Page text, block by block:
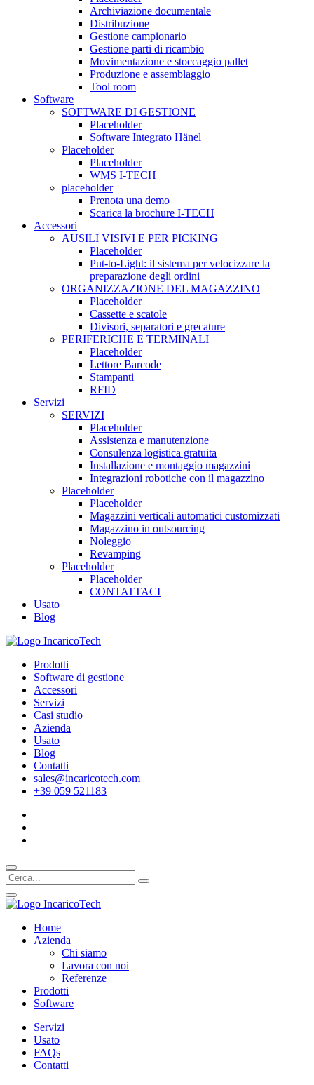
Archiviazione documentale
Distribuzione
Gestione campionario
Gestione parti di ricambio
Movimentazione e stoccaggio pallet
Produzione e assemblaggio
Tool room
Software
SOFTWARE DI GESTIONE
Placeholder
Software Integrato Hänel
Placeholder
Placeholder
WMS I-TECH
placeholder
Prenota una demo
Scarica la brochure I-TECH
Accessori
AUSILI VISIVI E PER PICKING
Placeholder
Put-to-Light: il sistema per velocizzare la
preparazione degli ordini
ORGANIZZAZIONE DEL MAGAZZINO
Placeholder
Cassette e scatole
Divisori, separatori e grecature
PERIFERICHE E TERMINALI
Placeholder
Lettore Barcode
Stampanti
RFID
Servizi
SERVIZI
Placeholder
Assistenza e manutenzione
Consulenza logistica gratuita
Installazione e montaggio magazzini
Integrazioni robotiche con il magazzino
Placeholder
Placeholder
Magazzini verticali automatici customizzati
Magazzino in outsourcing
Noleggio
Revamping
Placeholder
Placeholder
CONTATTACI
Usato
Blog
Prodotti
Software di gestione
Accessori
Servizi
Casi studio
Azienda
Usato
Blog
Contatti
sales@incaricotech.com
+39 059 521183
Home
Azienda
Chi siamo
Lavora con noi
Referenze
Prodotti
Software
Servizi
Usato
FAQs
Contatti